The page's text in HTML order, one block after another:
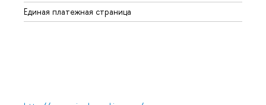
Единая платежная страница